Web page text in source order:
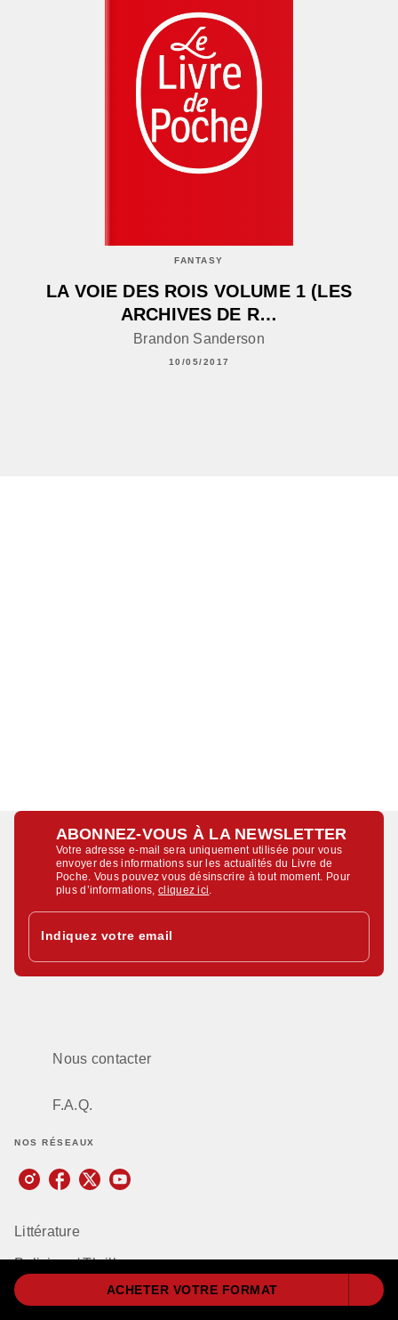
ACHETER VOTRE FORMAT
FANTASY
LA VOIE DES ROIS VOLUME 1 (LES
ARCHIVES DE R…
Brandon Sanderson
10/05/2017
ABONNEZ-VOUS À LA NEWSLETTER
Votre adresse e-mail sera uniquement utilisée pour vous
envoyer des informations sur les actualités du Livre de
Poche. Vous pouvez vous désinscrire à tout moment. Pour
plus d’informations,cliquez ici
Indiquez votre email
Nous contacter
F.A.Q.
NOS RÉSEAUX
Littérature
Policiers / Thrillers
Romance